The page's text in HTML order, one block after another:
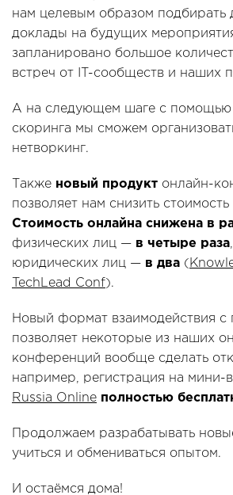
нам целевым образом подбирать
доклады на будущих
запланировано большое
встреч от IT-сообществ и наших
А на следующем шаге с помощью
скоринга мы сможем
нетворкинг.
Также новый продукт онлайн-
позволяет нам снизить
Стоимость онлайна снижена в
физических лиц — в четыре раза
юридических лиц — в два (
TechLead Conf).
Новый формат взаимодействия с
позволяет некоторые из наших
конференций вообще сделать
например, регистрация на мини-
Russia Online полностью
Продолжаем разрабатывать
учиться и обмениваться опытом.
И остаёмся дома!